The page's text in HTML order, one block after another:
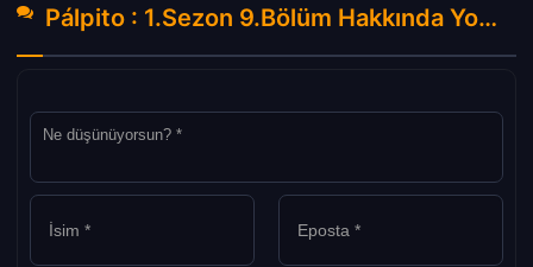
Pálpito : 1.Sezon 9.Bölüm Hakkında Yorumlar